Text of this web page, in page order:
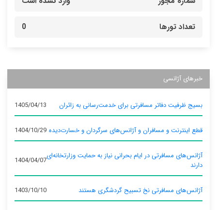
تعداد تورها 0
خبرهای آژانسی
بسیج ظرفیت دفاتر مسافرتی برای خدمت‌رسانی به زائران 1405/04/13
قطع اینترنت و مسافران و آژانس‌های سرگردان و خسارت‌دیده 1404/10/29
آژانس‌های مسافرتی در ایام بحرانی نیاز به حمایت وزارتخانه‌ای
دارند
1404/04/07
آژانس‌های مسافرتی نخ تسبیح گردشگری هستند 1403/10/10